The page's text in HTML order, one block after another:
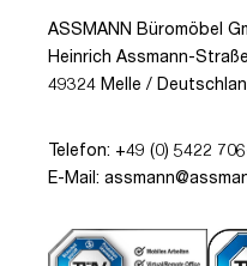
ASSMANN Büromöbel
Heinrich Assmann-
49324 Melle /
Telefon: +49 (0) 5422
E-Mail: